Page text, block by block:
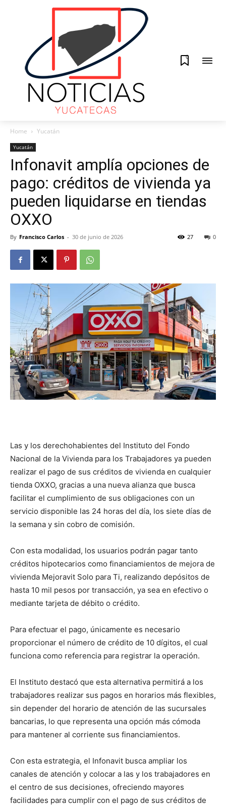
0
Home Yucatán
Yucatán
Infonavit amplía opciones de
pago: créditos de vivienda ya
pueden liquidarse en tiendas
OXXO
By Francisco Carlos - 30 de junio de 2026 0
27
Las y los derechohabientes del Instituto del Fondo
Nacional de la Vivienda para los Trabajadores ya pueden
realizar el pago de sus créditos de vivienda en cualquier
tienda OXXO, gracias a una nueva alianza que busca
facilitar el cumplimiento de sus obligaciones con un
servicio disponible las 24 horas del día, los siete días de
la semana y sin cobro de comisión.
Con esta modalidad, los usuarios podrán pagar tanto
créditos hipotecarios como financiamientos de mejora de
vivienda Mejoravit Solo para Ti, realizando depósitos de
hasta 10 mil pesos por transacción, ya sea en efectivo o
mediante tarjeta de débito o crédito.
Para efectuar el pago, únicamente es necesario
proporcionar el número de crédito de 10 dígitos, el cual
funciona como referencia para registrar la operación.
El Instituto destacó que esta alternativa permitirá a los
trabajadores realizar sus pagos en horarios más flexibles,
sin depender del horario de atención de las sucursales
bancarias, lo que representa una opción más cómoda
para mantener al corriente sus financiamientos.
Con esta estrategia, el Infonavit busca ampliar los
canales de atención y colocar a las y los trabajadores en
el centro de sus decisiones, ofreciendo mayores
facilidades para cumplir con el pago de sus créditos de